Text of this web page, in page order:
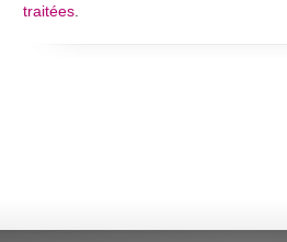
traitées